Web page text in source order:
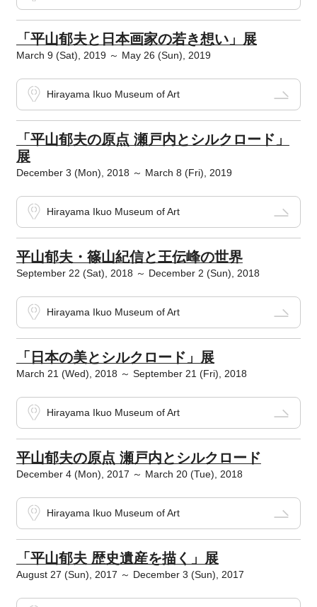
「平山郁夫と日本画家の若き想い」展
March 9 (Sat), 2019 ～ May 26 (Sun), 2019
Hirayama Ikuo Museum of Art
「平山郁夫の原点 瀬戸内とシルクロード」
展
December 3 (Mon), 2018 ～ March 8 (Fri), 2019
Hirayama Ikuo Museum of Art
平山郁夫・篠山紀信と王伝峰の世界
September 22 (Sat), 2018 ～ December 2 (Sun), 2018
Hirayama Ikuo Museum of Art
「日本の美とシルクロード」展
March 21 (Wed), 2018 ～ September 21 (Fri), 2018
Hirayama Ikuo Museum of Art
平山郁夫の原点 瀬戸内とシルクロード
December 4 (Mon), 2017 ～ March 20 (Tue), 2018
Hirayama Ikuo Museum of Art
「平山郁夫 歴史遺産を描く」展
August 27 (Sun), 2017 ～ December 3 (Sun), 2017